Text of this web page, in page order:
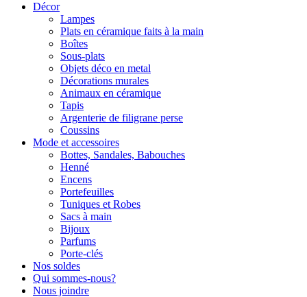
Décor
Lampes
Plats en céramique faits à la main
Boîtes
Sous-plats
Objets déco en metal
Décorations murales
Animaux en céramique
Tapis
Argenterie de filigrane perse
Coussins
Mode et accessoires
Bottes, Sandales, Babouches
Henné
Encens
Portefeuilles
Tuniques et Robes
Sacs à main
Bijoux
Parfums
Porte-clés
Nos soldes
Qui sommes-nous?
Nous joindre